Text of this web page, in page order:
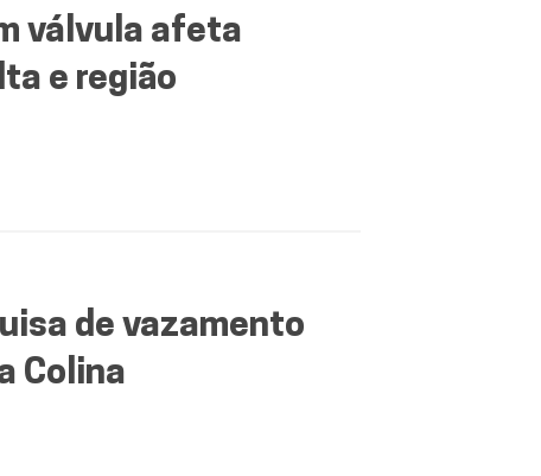
válvula afeta
e região
de vazamento
Colina